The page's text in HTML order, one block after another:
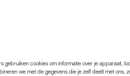
gebruiken cookies om informatie over je apparaat,
we met de gegevens die je zelf deelt met ons,